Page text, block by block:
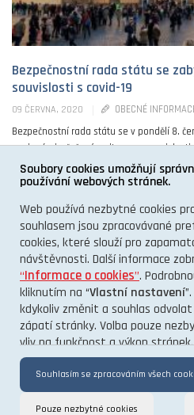
Bezpečnostní rada státu se
souvislosti s covid-19
09 ČERVNA, 2020
OBECNÉ
Bezpečnostní rada státu se v pondělí 8.
spojenými s řešením situace v souvislosti
České republice včetně ...
0
O
Soubory cookies umožňují
používání webových stránek.
Web používá nezbytné cookies
souhlasem jsou zpracovávané
cookies, které slouží pro
návštěvnosti. Další informace
“Informace o cookies”.
kliknutím na “Vlastní nastavení
kdykoliv změnit a souhlas
zápatí stránky. Volba pouze
vliv na funkčnost a výkon stránek.
Souhlasím se zpracováním všech
Pouze nezbytné cookies